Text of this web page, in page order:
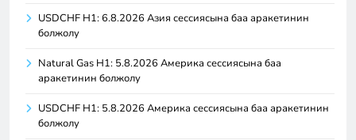
USDCHF H1: 6.8.2026 Азия сессиясына баа аракетинин
болжолу
Natural Gas H1: 5.8.2026 Америка сессиясына баа
аракетинин болжолу
USDCHF H1: 5.8.2026 Америка сессиясына баа аракетинин
болжолу